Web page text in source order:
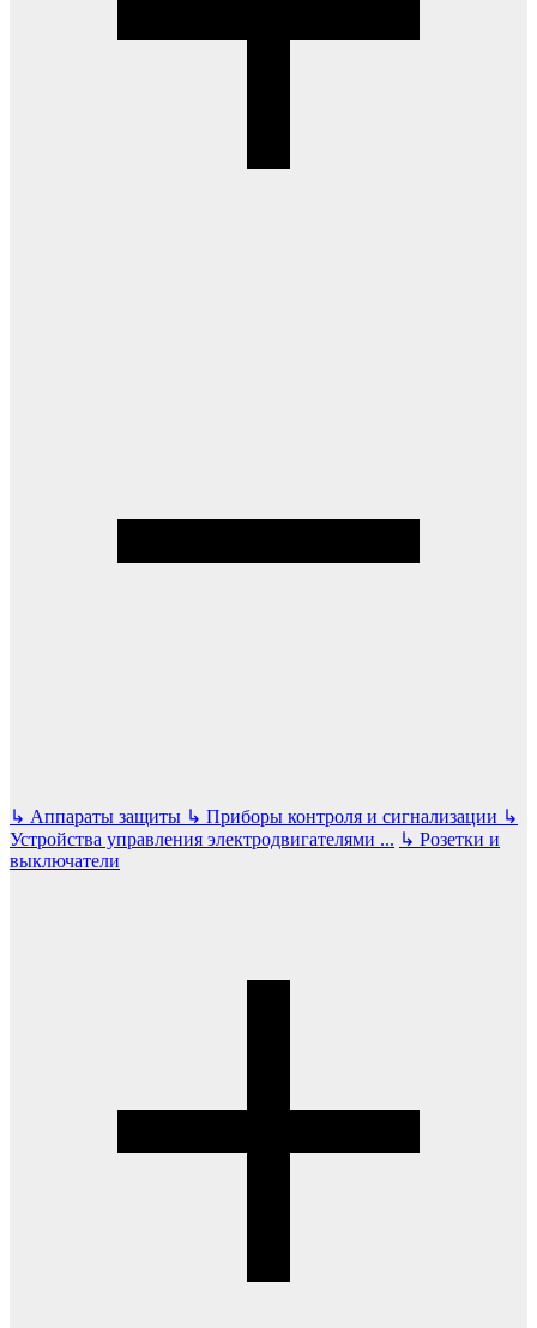
↳ Аппараты защиты ↳ Приборы контроля и сигнализации ↳
Устройства управления электродвигателями ... ↳ Розетки и
выключатели